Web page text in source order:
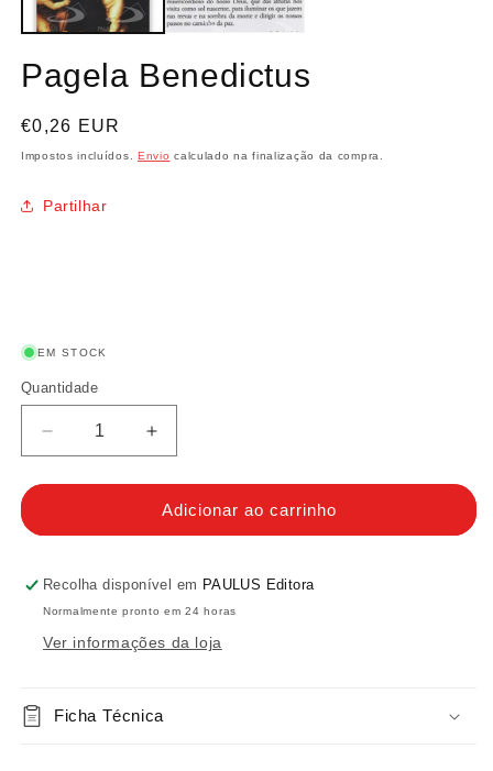
Pagela Benedictus
Preço
normal
€0,26 EUR
Impostos incluídos. Envio calculado na finalização da compra.
Partilhar
EM STOCK
Quantidade
Quantidade
Diminuir
a
quantidade
Pagela
Aumentar
a
quantidade
de
Pagela
Adicionar ao carrinho
Recolha disponível em PAULUS Editora
Normalmente pronto em 24 horas
Ver informações da loja
Ficha Técnica